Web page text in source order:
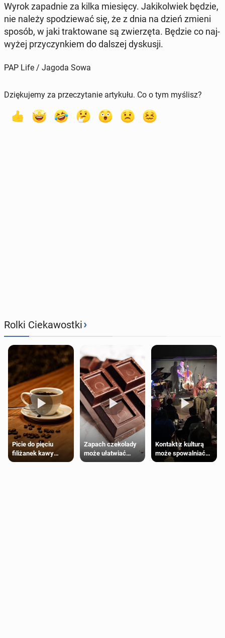
Wyrok za­pad­nie za kilka mie­się­cy. Ja­ki­kol­wiek będzie,
nie należy spo­dzie­wać się, że z dnia na dzień zmieni
sposób, w jaki trak­to­wa­ne są zwie­rzę­ta. Będzie co naj­
wy­żej przy­czyn­kiem do dalszej dys­ku­sji.
PAP Life / Jagoda Sowa
Dziękujemy za przeczytanie artykułu. Co o tym myślisz?
Rolki Ciekawostki›
Picie do pięciu
filiżanek kawy
dziennie jest
Zapach czekolady
może ułatwiać
trening siłowy
Kontakt z kulturą
może spowalniać
starzenie